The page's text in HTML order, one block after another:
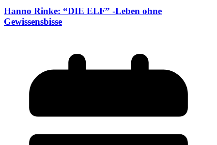
Hanno Rinke: “DIE ELF” -Leben ohne
Gewissensbisse